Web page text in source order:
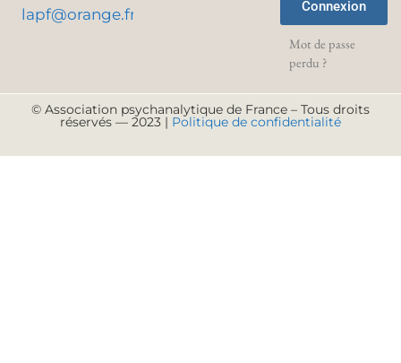
lapf@orange.fr
Connexion
Mot de passe
perdu ?
© Association psychanalytique de France – Tous droits
réservés — 2023 | Politique de confidentialité